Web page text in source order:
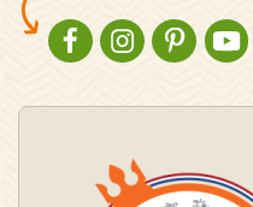
NATURESCANNER OP